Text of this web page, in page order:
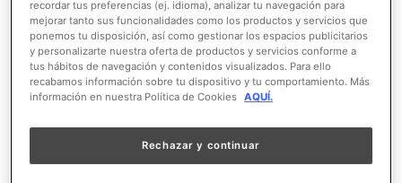
recordar tus preferencias (ej. idioma), analizar tu navegación para
mejorar tanto sus funcionalidades como los productos y servicios que
ponemos tu disposición, así como gestionar los espacios publicitarios
y personalizarte nuestra oferta de productos y servicios conforme a
tus hábitos de navegación y contenidos visualizados. Para ello
recabamos información sobre tu dispositivo y tu comportamiento. Más
información en nuestra Política de Cookies AQUÍ.
Rechazar y continuar